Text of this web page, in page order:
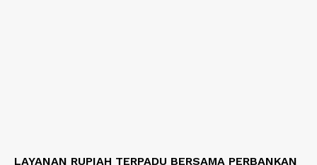
LAYANAN RUPIAH TERPADU BERSAMA PERBANKAN